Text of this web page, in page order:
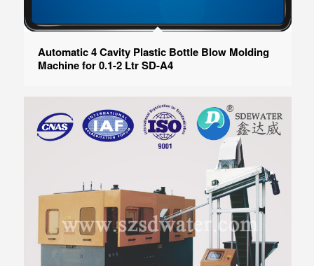
Automatic 4 Cavity Plastic Bottle Blow Molding
Machine for 0.1-2 Ltr SD-A4